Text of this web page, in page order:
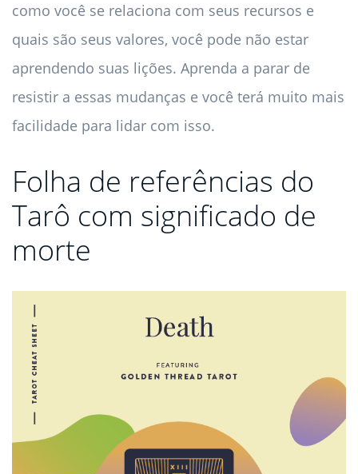
como você se relaciona com seus recursos e
quais são seus valores, você pode não estar
aprendendo suas lições. Aprenda a parar de
resistir a essas mudanças e você terá muito mais
facilidade para lidar com isso.
Folha de referências do
Tarô com significado de
morte